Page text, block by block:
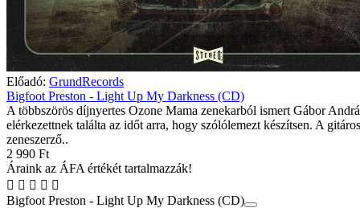
Előadó: GrundRecords
Bigfoot Preston - Light Up My Darkness (CD)
A többszörös díjnyertes Ozone Mama zenekarból ismert Gábor
elérkezettnek találta az időt arra, hogy szólólemezt készítsen. A
zeneszerző..
2 990 Ft
Áraink az ÁFA értékét tartalmazzák!
Bigfoot Preston - Light Up My Darkness (CD)